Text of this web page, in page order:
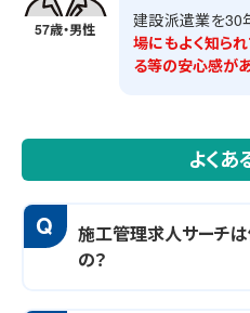
57歳・男性 建設派遣業を30
場にもよく知ら
る等の安心感があ
よくあ
Q
施工管理求人サーチ
の？